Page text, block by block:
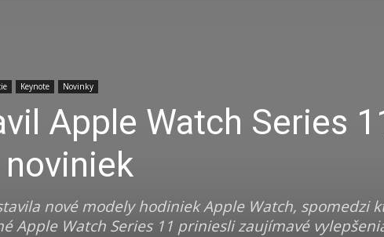
Keynote Novinky
Apple Watch Series
nové modely hodiniek Apple Watch, spomedzi
Apple Watch Series 11 priniesli zaujímavé